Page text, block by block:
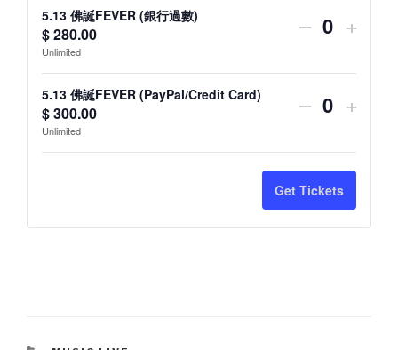
5.13 佛誕FEVER (銀行過數)
$280.00
Unlimited
Decrease
for
5.13
佛
誕
–
Q
n
i
t
y
for
5.13
佛
誕
+
5.13 佛誕FEVER (PayPal/Credit Card)
$300.00
Unlimited
Decrease
quantity
for
5.13
–
Q
a
n
t 5.13
+
Get Tickets